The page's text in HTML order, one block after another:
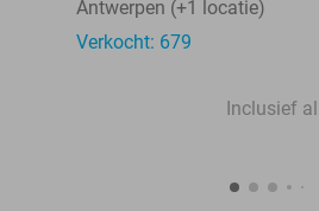
Antwerpen (+1 locatie)
Verkocht: 679
Inclusief